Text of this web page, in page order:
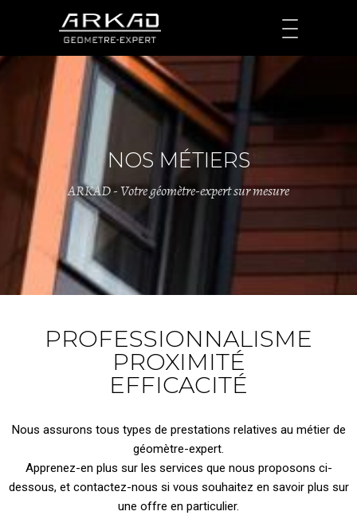
NOS MÉTIERS
ARKAD - Votre géomètre-expert sur mesure
PROFESSIONNALISME
PROXIMITÉ
EFFICACITÉ
Nous assurons tous types de prestations relatives au métier de
géomètre-expert.
Apprenez-en plus sur les services que nous proposons ci-
dessous, et contactez-nous si vous souhaitez en savoir plus sur
une offre en particulier.